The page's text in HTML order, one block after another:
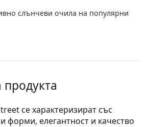
слънчеви очила на популярни
се характеризират със
форми, елегантност и качество